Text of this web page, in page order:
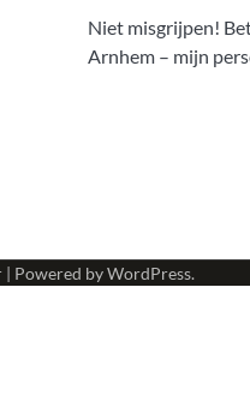
Niet misgrijpen!
Arnhem – mijn
| Powered byWordPress.